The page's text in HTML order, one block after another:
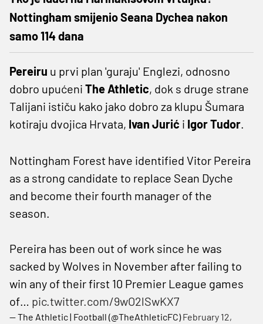
Nottingham smijenio Seana Dychea nakon
samo 114 dana
Pereiru u prvi plan 'guraju' Englezi, odnosno
dobro upućeni The Athletic, dok s druge strane
Talijani ističu kako jako dobro za klupu Šumara
kotiraju dvojica Hrvata, Ivan Jurić i Igor Tudor.
Nottingham Forest have identified Vitor Pereira
as a strong candidate to replace Sean Dyche
and become their fourth manager of the
season.
Pereira has been out of work since he was
sacked by Wolves in November after failing to
win any of their first 10 Premier League games
of… pic.twitter.com/9wO2lSwKX7
— The Athletic | Football (@TheAthleticFC)February 12,